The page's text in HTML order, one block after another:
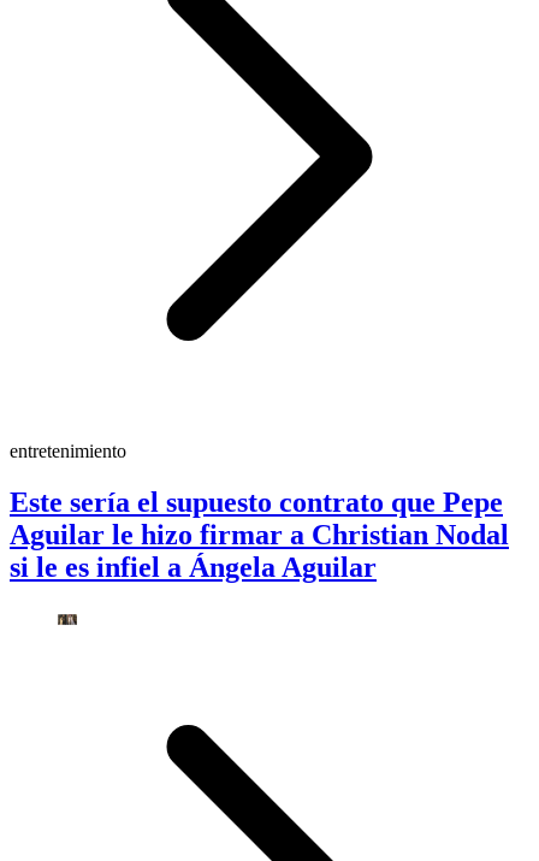
entretenimiento
Este sería el supuesto contrato que Pepe
Aguilar le hizo firmar a Christian Nodal
si le es infiel a Ángela Aguilar